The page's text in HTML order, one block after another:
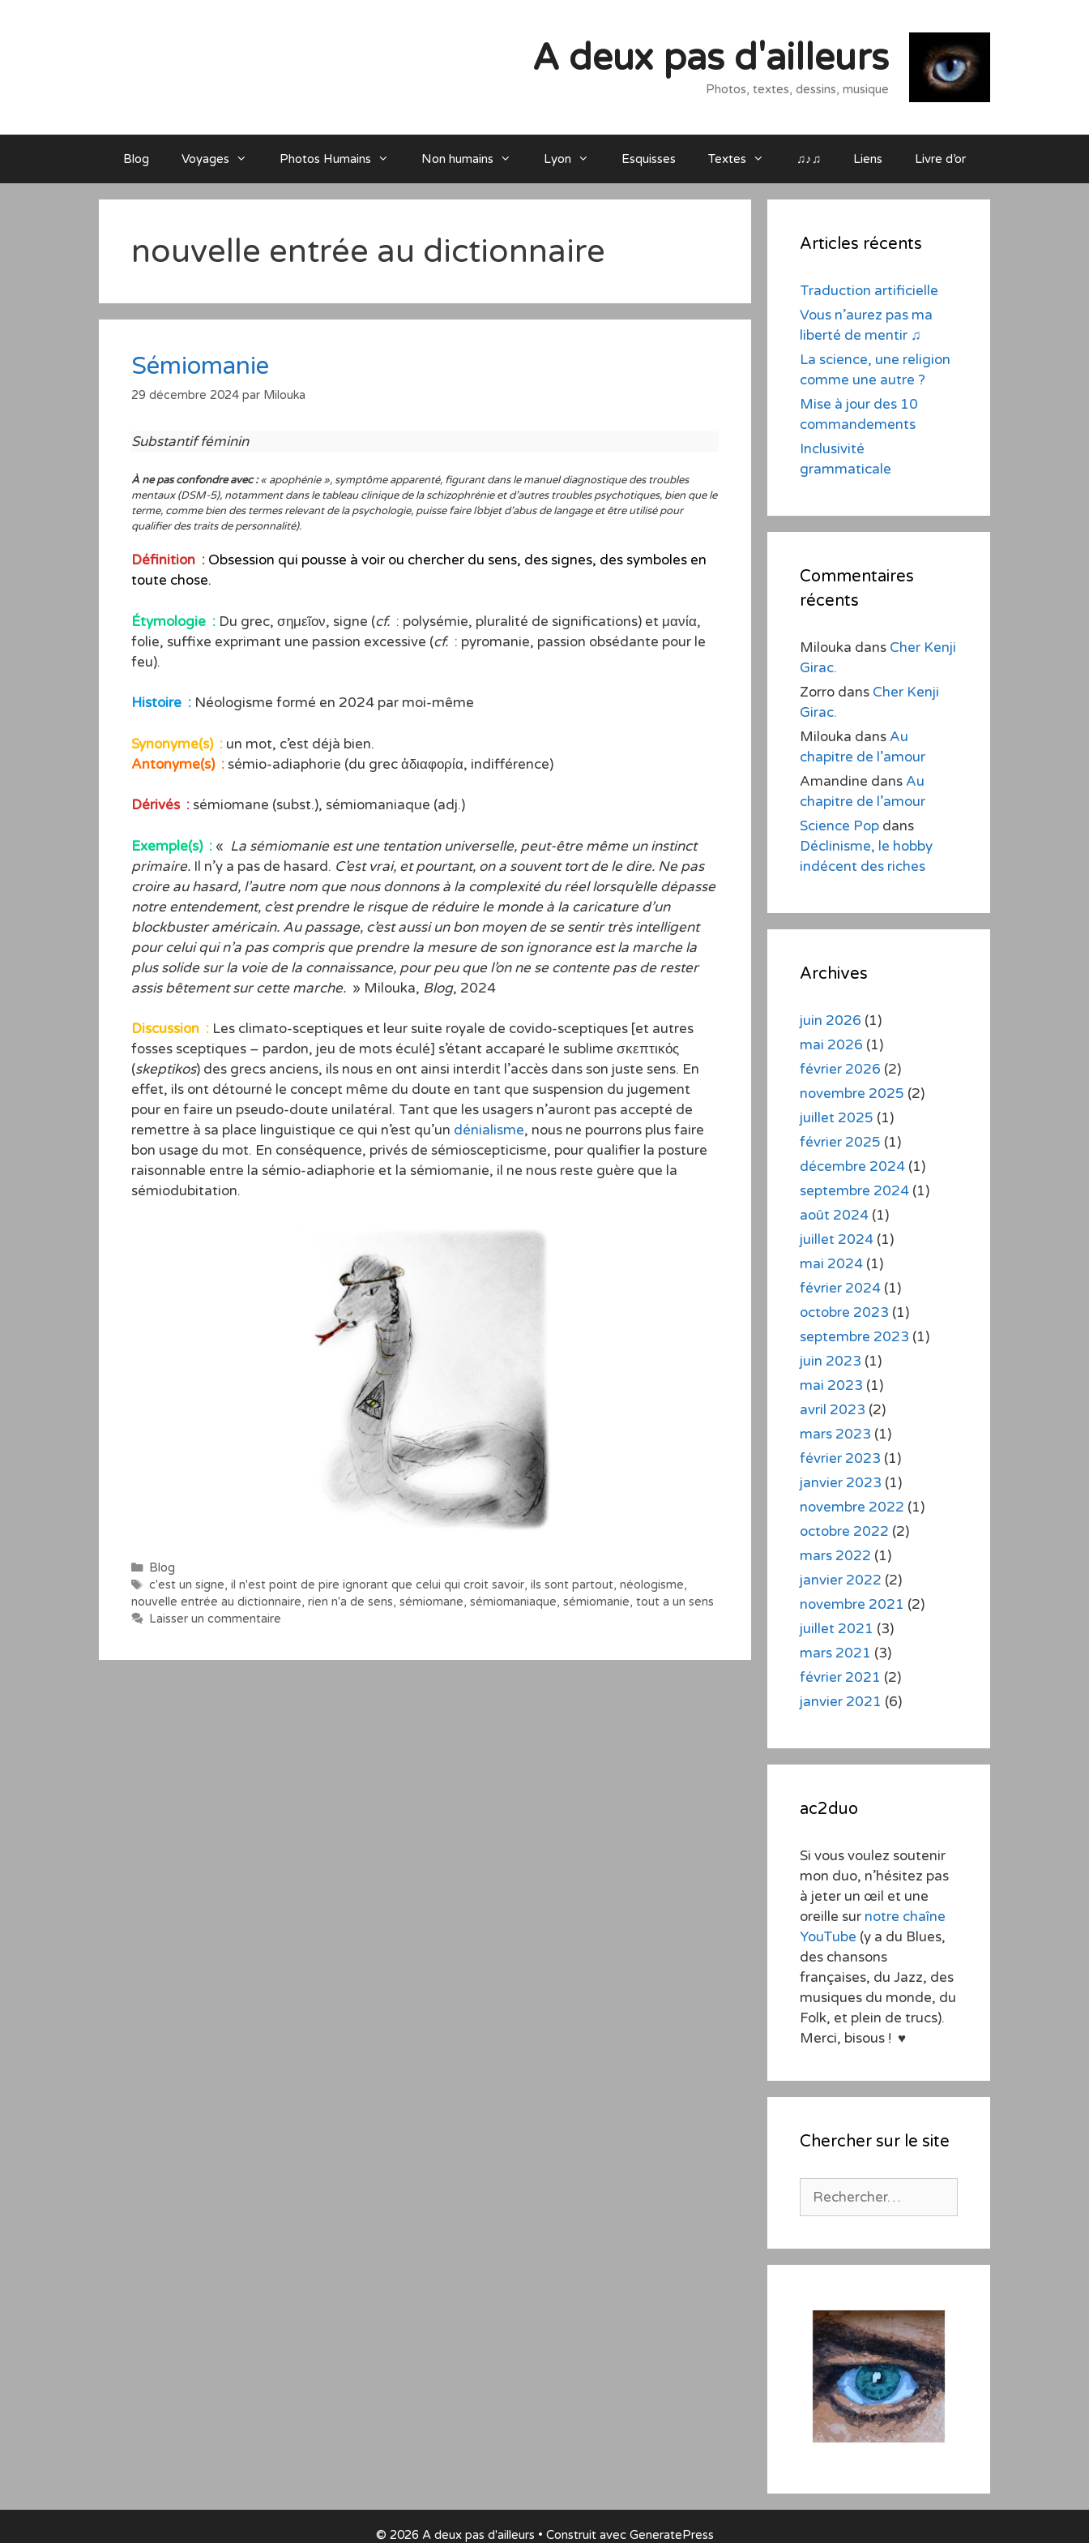
A deux pas d'ailleurs
Photos, textes, dessins, musique
Blog Voyages Photos Humains Non humains Lyon Esquisses Textes ♫♪♫ Liens Livre d’or
nouvelle entrée au dictionnaire
Sémiomanie
29 décembre 2024 par Milouka
Substantif féminin
À ne pas confondre avec :« apophénie », symptôme apparenté, figurant dans le manuel diagnostique des troubles
mentaux (DSM-5), notamment dans le tableau clinique de la schizophrénie et d’autres troubles psychotiques, bien que le
terme, comme bien des termes relevant de la psychologie, puisse faire l’objet d’abus de langage et être utilisé pour
qualifier des traits de personnalité).
Définition : Obsession qui pousse à voir ou chercher du sens, des signes, des symboles en
toute chose.
Étymologie : Du grec, σημεῖον, signe (cf. : polysémie, pluralité de significations) et μανία,
folie, suffixe exprimant une passion excessive (cf. : pyromanie, passion obsédante pour le
feu).
Histoire : Néologisme formé en 2024 par moi-même
Synonyme(s) : un mot, c’est déjà bien.
Antonyme(s) : sémio-adiaphorie (du grec ἀδιαφορία, indifférence)
Dérivés : sémiomane (subst.), sémiomaniaque (adj.)
Exemple(s) : « La sémiomanie est une tentation universelle, peut-être même un instinct
primaire. Il n’y a pas de hasard. C’est vrai, et pourtant, on a souvent tort de le dire. Ne pas
croire au hasard, l’autre nom que nous donnons à la complexité du réel lorsqu’elle dépasse
notre entendement, c’est prendre le risque de réduire le monde à la caricature d’un
blockbuster américain. Au passage, c’est aussi un bon moyen de se sentir très intelligent
pour celui qui n’a pas compris que prendre la mesure de son ignorance est la marche la
plus solide sur la voie de la connaissance, pour peu que l’on ne se contente pas de rester
assis bêtement sur cette marche. » Milouka, Blog, 2024
Discussion : Les climato-sceptiques et leur suite royale de covido-sceptiques [et autres
fosses sceptiques – pardon, jeu de mots éculé] s’étant accaparé le sublime σκεπτικός
(skeptikos) des grecs anciens, ils nous en ont ainsi interdit l’accès dans son juste sens. En
effet, ils ont détourné le concept même du doute en tant que suspension du jugement
pour en faire un pseudo-doute unilatéral. Tant que les usagers n’auront pas accepté de
remettre à sa place linguistique ce qui n’est qu’un dénialisme, nous ne pourrons plus faire
bon usage du mot. En conséquence, privés de sémioscepticisme, pour qualifier la posture
raisonnable entre la sémio-adiaphorie et la sémiomanie, il ne nous reste guère que la
sémiodubitation.
Catégories
Blog
Étiquettes
c'est un signe, il n'est point de pire ignorant que celui qui croit savoir, ils sont partout, néologisme,
nouvelle entrée au dictionnaire, rien n'a de sens, sémiomane, sémiomaniaque, sémiomanie, tout a un sens
Laisser un commentaire
Articles récents
Traduction artificielle
Vous n’aurez pas ma
liberté de mentir ♫
La science, une religion
comme une autre ?
Mise à jour des 10
commandements
Inclusivité
grammaticale
Commentaires
récents
Milouka dans Cher Kenji
Girac.
Zorro dans Cher Kenji
Girac.
Milouka dans Au
chapitre de l’amour
Amandine dans Au
chapitre de l’amour
Science Pop dans
Déclinisme, le hobby
indécent des riches
Archives
juin 2026 (1)
mai 2026 (1)
février 2026 (2)
novembre 2025 (2)
juillet 2025 (1)
février 2025 (1)
décembre 2024 (1)
septembre 2024 (1)
août 2024 (1)
juillet 2024 (1)
mai 2024 (1)
février 2024 (1)
octobre 2023 (1)
septembre 2023 (1)
juin 2023 (1)
mai 2023 (1)
avril 2023 (2)
mars 2023 (1)
février 2023 (1)
janvier 2023 (1)
novembre 2022 (1)
octobre 2022 (2)
mars 2022 (1)
janvier 2022 (2)
novembre 2021 (2)
juillet 2021 (3)
mars 2021 (3)
février 2021 (2)
janvier 2021 (6)
ac2duo
Si vous voulez soutenir
mon duo, n’hésitez pas
à jeter un œil et une
oreille sur notre chaîne
YouTube (y a du Blues,
des chansons
françaises, du Jazz, des
musiques du monde, du
Folk, et plein de trucs).
Merci, bisous ! ♥
Chercher sur le site
Rechercher :
© 2026 A deux pas d'ailleurs • Construit avec GeneratePress